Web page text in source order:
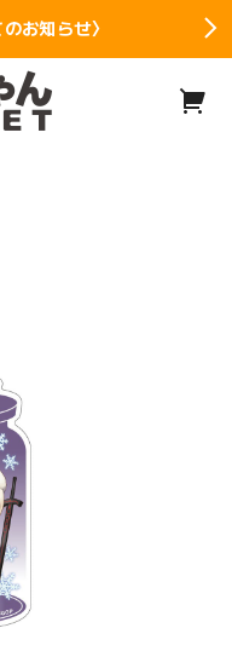
お知らせ〉